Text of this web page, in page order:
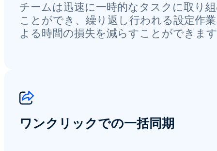
チームは迅速に一時的なタスクに取り
ことができ、繰り返し行われる設定作
よる時間の損失を減らすことができま
ワンクリックでの一括同期